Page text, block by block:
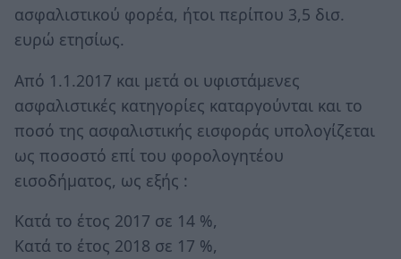
ασφαλιστικού φορέα, ήτοι περίπου 3,5 δισ.
ευρώ ετησίως.
Από 1.1.2017 και μετά οι υφιστάμενες
ασφαλιστικές κατηγορίες καταργούνται και το
ποσό της ασφαλιστικής εισφοράς υπολογίζεται
ως ποσοστό επί του φορολογητέου
εισοδήματος, ως εξής :
Κατά το έτος 2017 σε 14 %,
Κατά το έτος 2018 σε 17 %,